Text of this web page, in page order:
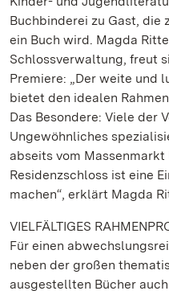
Buchbinderei zu Gast, die
ein Buch wird. Magda
Schlossverwaltung, freut
Premiere: „Der weite und
bietet den idealen
Das Besondere: Viele der
Ungewöhnliches
abseits vom Massenmarkt
Residenzschloss ist eine
machen“, erklärt Magda
VIELFÄLTIGES
Für einen
neben der großen
ausgestellten Bücher